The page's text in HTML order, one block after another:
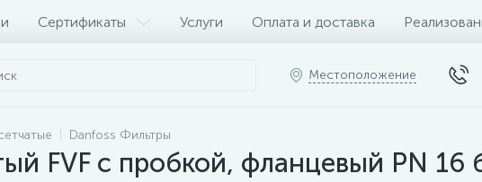
Сертификаты Услуги Оплата и доставка
Местоположение
Danfoss Фильтры
FVF с пробкой, фланцевый PN 16